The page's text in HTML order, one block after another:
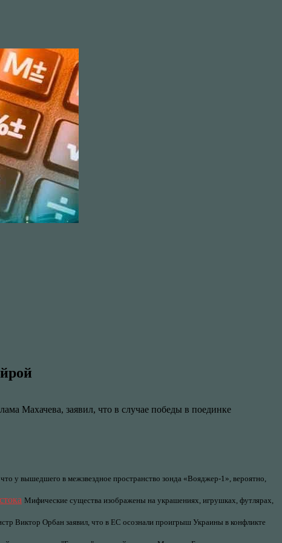
Махачева, заявил, что в случае победы в поединке
у вышедшего в межзвездное пространство зонда «Вояджер-1», вероятно,
Мифические существа изображены на украшениях, игрушках, футлярах,
Виктор Орбан заявил, что в ЕС осознали проигрыш Украины в конфликте